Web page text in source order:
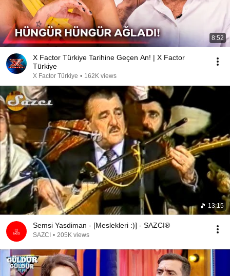
8:52
X Factor Türkiye Tarihine Geçen An! | X Factor
Türkiye
X Factor Türkiye • 162K views
13:15
Semsi Yasdiman - [Meslekleri :)] - SAZCI®
SAZCI • 205K views